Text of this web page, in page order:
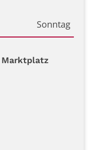
Sonntag
Marktplatz